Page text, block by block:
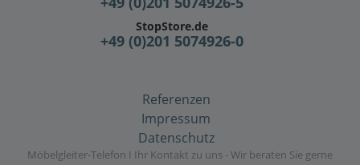
StopStore.de
+49 (0)201 5074926-0
Referenzen
Impressum
Datenschutz
Möbelgleiter-Telefon I Ihr Kontakt zu uns - Wir beraten Sie gerne